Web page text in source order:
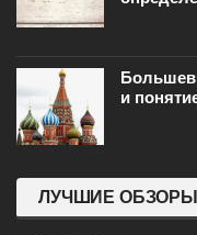
и
ЛУЧШИЕ ОБЗОРЫ